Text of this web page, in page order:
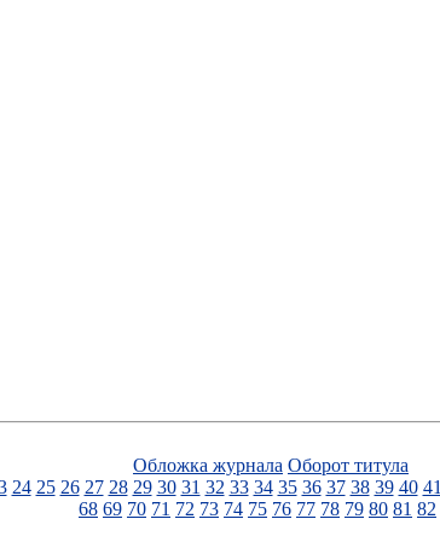
Обложка журнала Оборот титула
24 25 26 27 28 29 30 31 32 33 34 35 36 37 38 39 40 41
68 69 70 71 72 73 74 75 76 77 78 79 80 81 82